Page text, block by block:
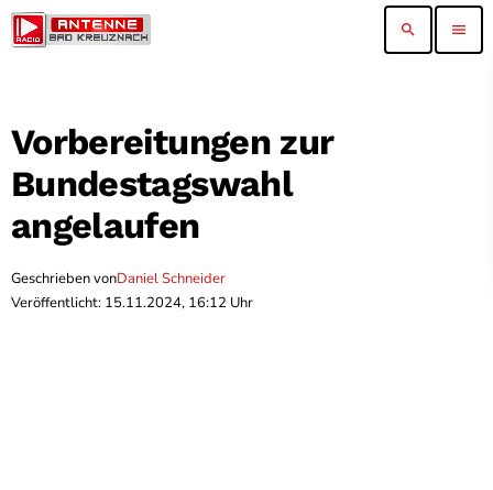
search menu
Vorbereitungen zur
Bundestagswahl
angelaufen
Geschrieben vonDaniel Schneider
Veröffentlicht: 15.11.2024, 16:12 Uhr